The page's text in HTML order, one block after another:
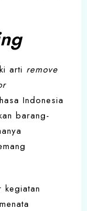
arti remove
Indonesia
barang-
kegiatan